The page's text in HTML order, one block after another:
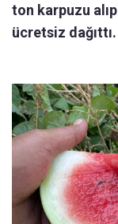
ton karpuzu
ücretsiz dağıttı.